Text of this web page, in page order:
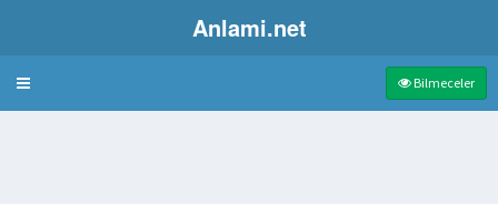
Anlami.net
Bulmaca Bilmeceler